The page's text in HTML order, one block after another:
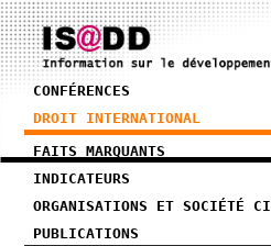
CONFÉRENCES
DROIT INTERNATIONAL
FAITS MARQUANTS
INDICATEURS
ORGANISATIONS ET SOCIÉTÉ
PUBLICATIONS